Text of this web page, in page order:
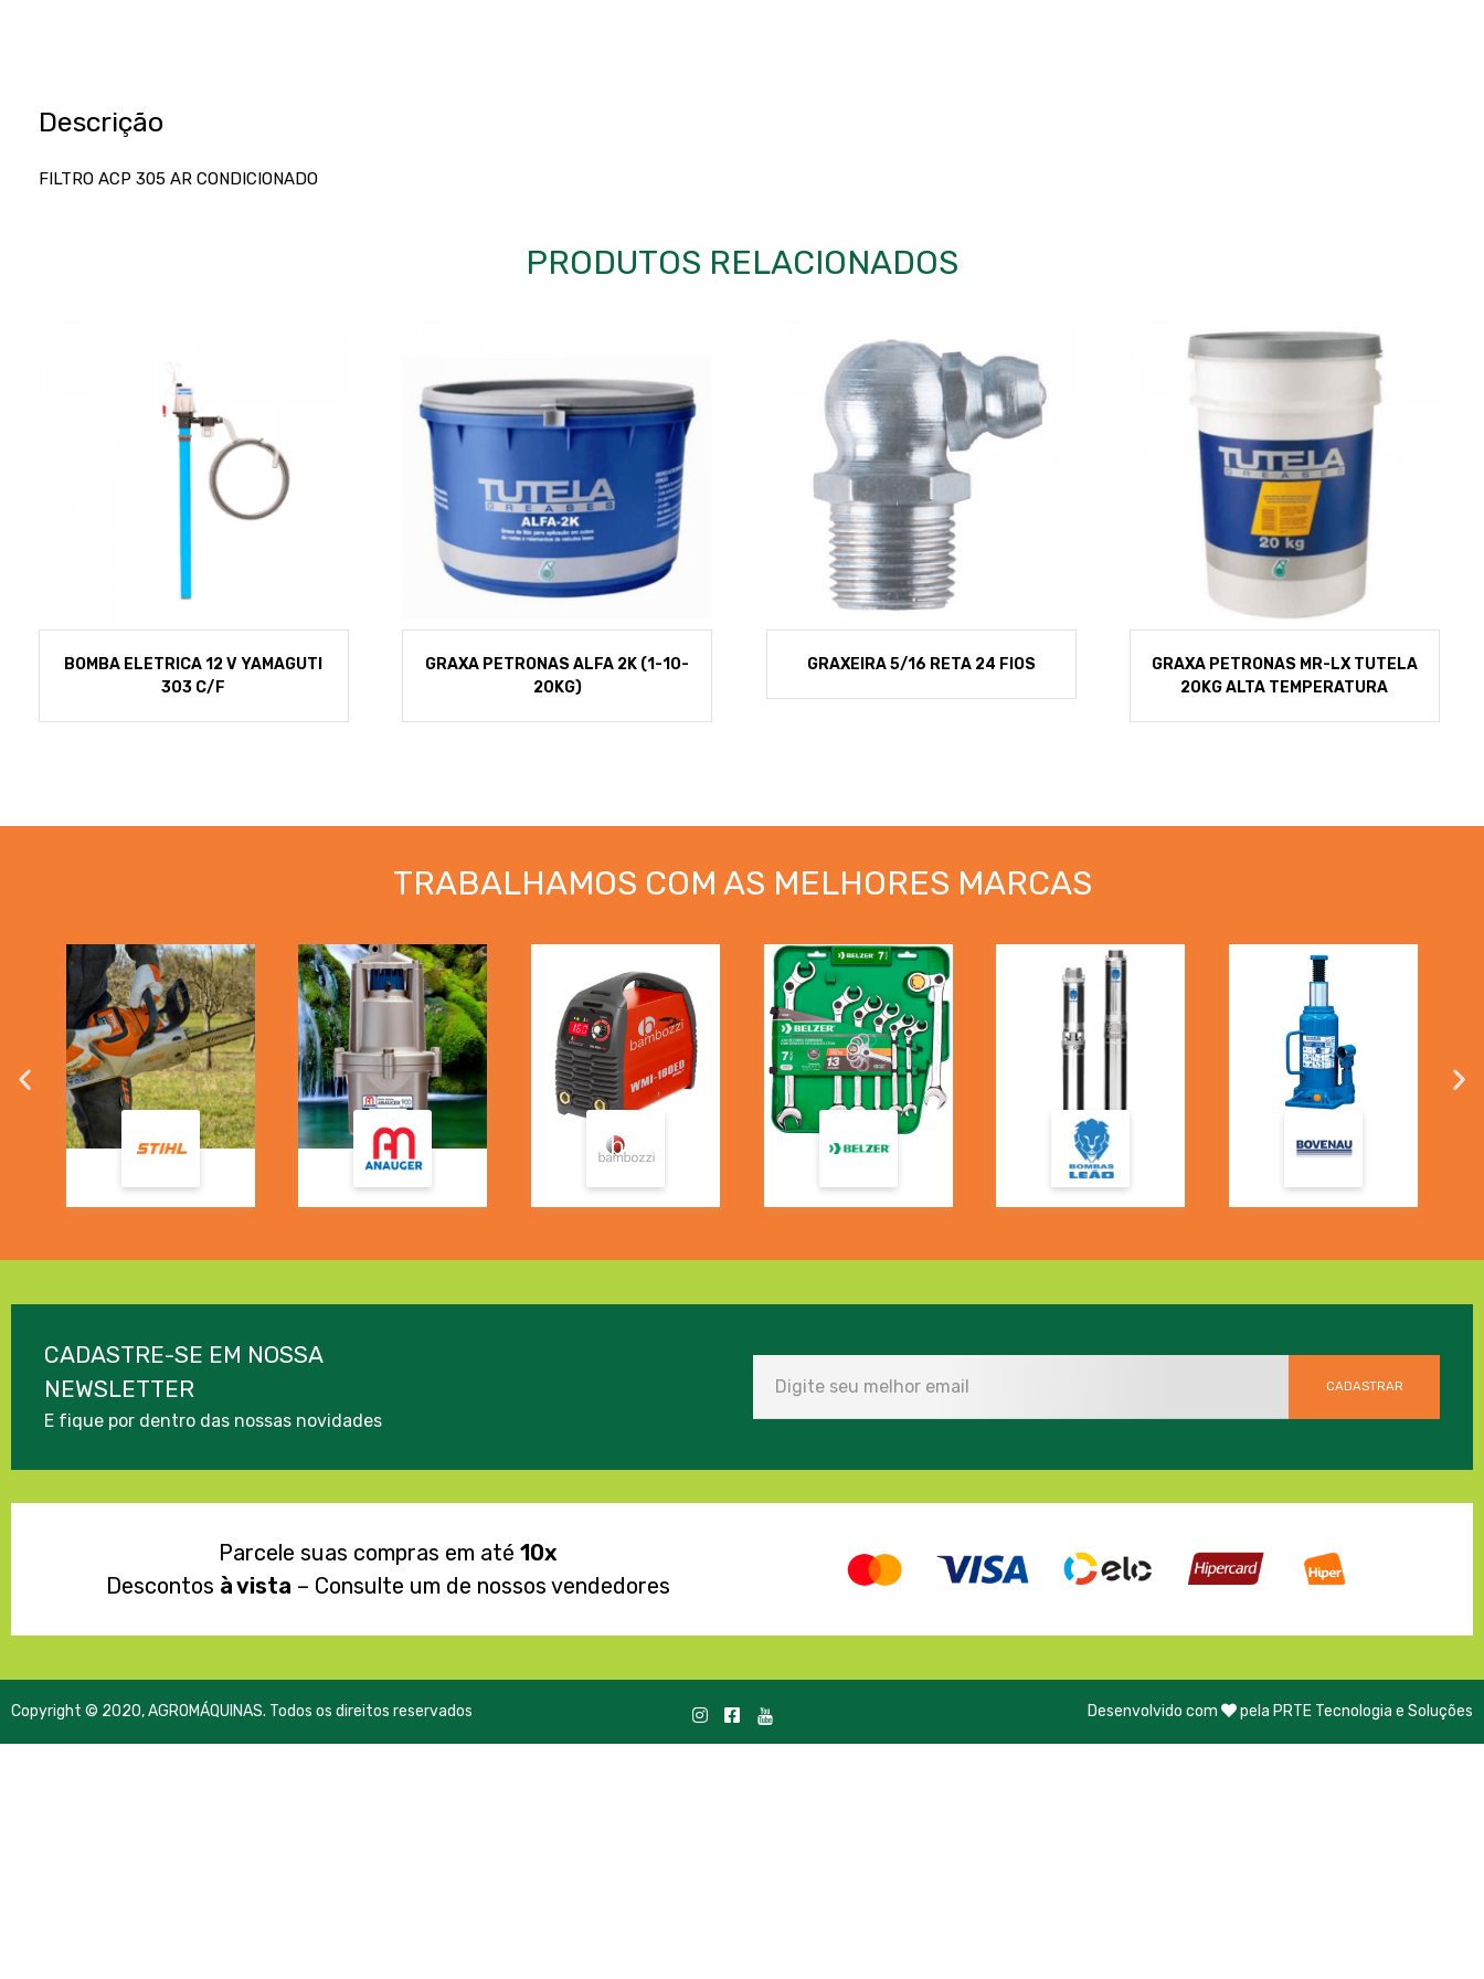
Descrição
FILTRO ACP 305 AR CONDICIONADO
PRODUTOS RELACIONADOS
BOMBA ELETRICA 12 V YAMAGUTI
303 C/F
GRAXA PETRONAS ALFA 2K (1-10-
20KG)
GRAXEIRA 5/16 RETA 24 FIOS
GRAXA PETRONAS MR-LX TUTELA
20KG ALTA TEMPERATURA
TRABALHAMOS COM AS MELHORES MARCAS
CADASTRE-SE EM NOSSA
NEWSLETTER
E fique por dentro das nossas novidades
Parcele suas compras em até 10x
Descontos à vista – Consulte um de nossos vendedores
Copyright © 2020, AGROMÁQUINAS. Todos os direitos reservados Desenvolvido com pela PRTE Tecnologia e Soluções